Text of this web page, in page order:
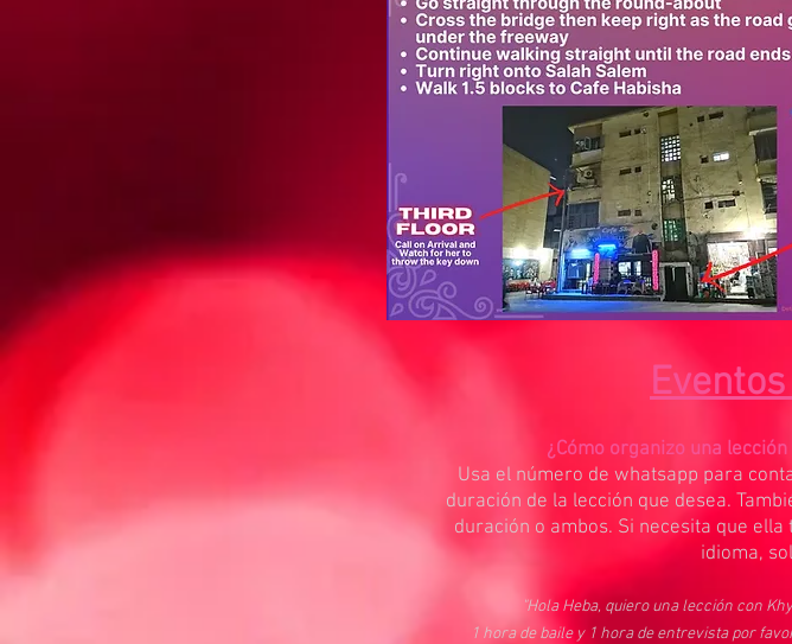
¿Cómo organizo una
Usa el número de whatsapp para
duración de la lección que desea.
duración o ambos. Si necesita que
idioma,
"Hola Heba, quiero una lección con
1 hora de baile y 1 hora de entrevista por